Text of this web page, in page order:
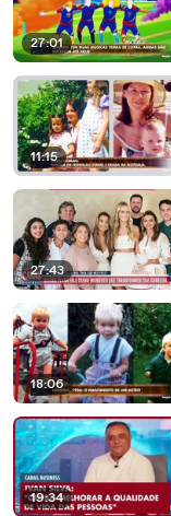
27:01
11:15
27:43
18:06
19:34